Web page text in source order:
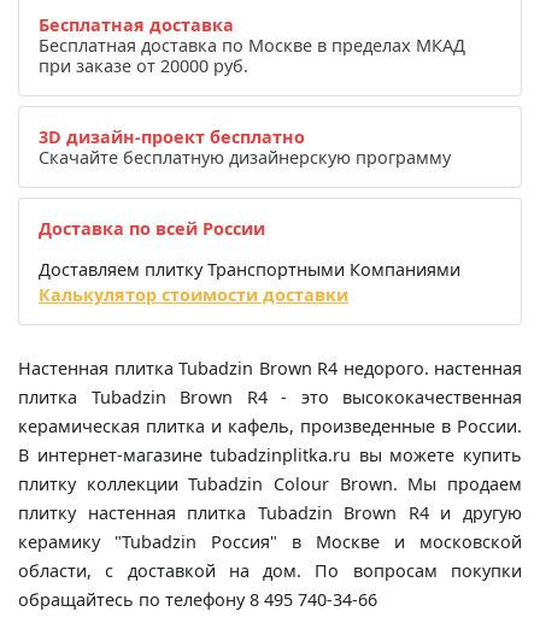
Бесплатная доставка
Бесплатная доставка по Москве в пределах МКАД
при заказе от 20000 руб.
3D дизайн-проект бесплатно
Скачайте бесплатную дизайнерскую программу
Доставка по всей России
Доставляем плитку Транспортными Компаниями
Калькулятор стоимости доставки
Настенная плитка Tubadzin Brown R4 недорого. настенная
плитка Tubadzin Brown R4 - это высококачественная
керамическая плитка и кафель, произведенные в России.
В интернет-магазине tubadzinplitka.ru вы можете купить
плитку коллекции Tubadzin Colour Brown. Мы продаем
плитку настенная плитка Tubadzin Brown R4 и другую
керамику "Tubadzin Россия" в Москве и московской
области, с доставкой на дом. По вопросам покупки
обращайтесь по телефону 8 495 740-34-66